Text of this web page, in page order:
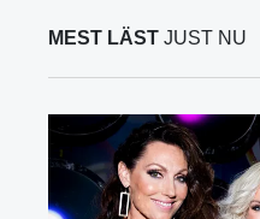
MEST LÄST JUST NU